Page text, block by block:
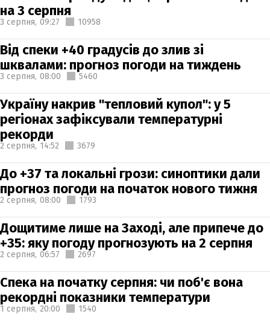
на 3 серпня
3 серпня, 09:27 10958
Від спеки +40 градусів до злив зі
шквалами: прогноз погоди на тиждень
3 серпня, 08:00 5460
Україну накрив "тепловий купол": у 5
регіонах зафіксували температурні
рекорди
2 серпня, 14:52 3679
До +37 та локальні грози: синоптики дали
прогноз погоди на початок нового тижня
2 серпня, 08:00 1793
Дощитиме лише на Заході, але припече до
+35: яку погоду прогнозують на 2 серпня
2 серпня, 06:57 2697
Спека на початку серпня: чи поб'є вона
рекордні показники температури
1 серпня, 20:00 1540